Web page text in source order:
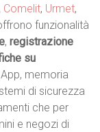
Comelit, Urmet,
funzionalità
,registrazione
su
memoria
di sicurezza
che per
e negozi di